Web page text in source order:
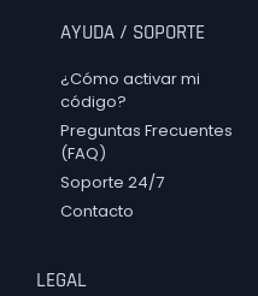
AYUDA / SOPORTE
¿Cómo activar mi
código?
Preguntas Frecuentes
(FAQ)
Soporte 24/7
Contacto
LEGAL